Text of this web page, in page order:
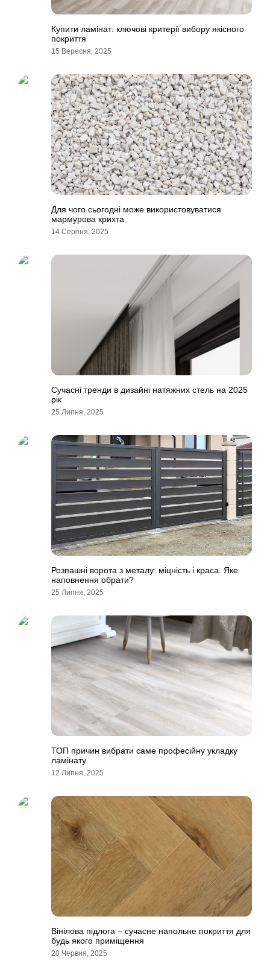
Купити ламінат: ключові критерії вибору якісного
покриття
15 Вересня, 2025
Для чого сьогодні може використовуватися
мармурова крихта
14 Серпня, 2025
Сучасні тренди в дизайні натяжних стель на 2025
рік
25 Липня, 2025
Розпашні ворота з металу: міцність і краса. Яке
наповнення обрати?
25 Липня, 2025
ТОП причин вибрати саме професійну укладку
ламінату
12 Липня, 2025
Вінілова підлога – сучасне напольне покриття для
будь якого приміщення
20 Червня, 2025